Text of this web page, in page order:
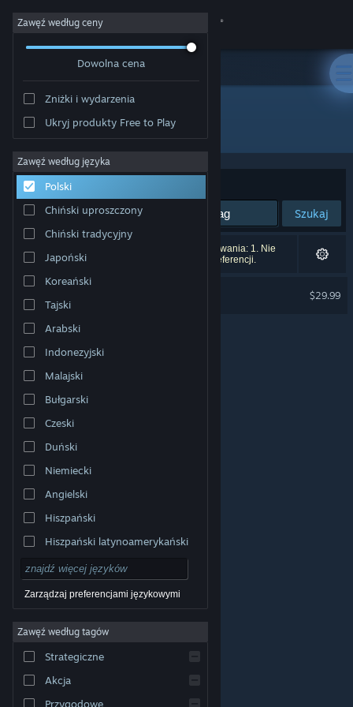
Zaloguj się
Społeczność
Informacje
Wsparcie
Zmień język
Pobierz aplikację mobilną Steam
Wersja przeglądarkowa
© Valve Corporation. Wszelkie prawa zastrzeżone.
właścicieli w Stanach Zjednoczonych i innych krajach.
dostępu
Umowa użytkownika Steam
pieniędzy |Ciasteczka
Zawęź według ceny
Dowolna cena
Zniżki i wydarzenia
Ukryj produkty Free to Play
Zawęź według języka
Polski
Chiński uproszczony
Chiński tradycyjny
Japoński
Koreański
Tajski
Arabski
Indonezyjski
Malajski
Bułgarski
Czeski
Duński
Niemiecki
Angielski
Hiszpański
Hiszpański latynoamerykański
Zarządzaj preferencjami językowymi
Zawęź według tagów
Strategiczne
Akcja
Przygodowe
Producent: Zero Sum Games
Sortuj według:
Szukaj
Liczba wyników pasujących do twojego wyszukiwania: 1. Nie
uwzględniono 7 tytułów na podstawie twoich preferencji.
$29.99